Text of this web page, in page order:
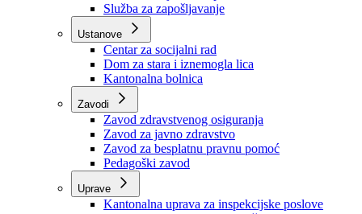
Službe
Služba za odnose s javnošću
Služba za zajedničke poslove
Služba za zapošljavanje
Ustanove
Centar za socijalni rad
Dom za stara i iznemogla lica
Kantonalna bolnica
Zavodi
Zavod zdravstvenog osiguranja
Zavod za javno zdravstvo
Zavod za besplatnu pravnu pomoć
Pedagoški zavod